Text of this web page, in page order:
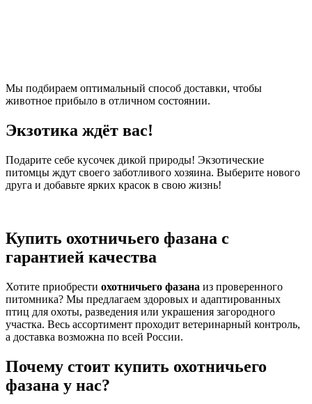
Мы подбираем оптимальный способ доставки, чтобы
животное прибыло в отличном состоянии.
Экзотика ждёт вас!
Подарите себе кусочек дикой природы! Экзотические
питомцы ждут своего заботливого хозяина. Выберите нового
друга и добавьте ярких красок в свою жизнь!
Купить охотничьего фазана с
гарантией качества
Хотите приобрести охотничьего фазана из проверенного
питомника? Мы предлагаем здоровых и адаптированных
птиц для охоты, разведения или украшения загородного
участка. Весь ассортимент проходит ветеринарный контроль,
а доставка возможна по всей России.
Почему стоит купить охотничьего
фазана у нас?